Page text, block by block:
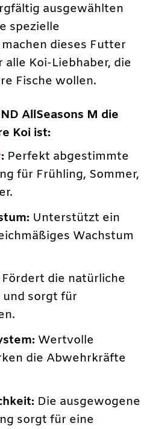
ausgewählten
spezielle
dieses Futter
Koi-Liebhaber, die
Fische wollen.
AllSeasons M die
Koi ist:
: Perfekt abgestimmte
für Frühling, Sommer,
Unterstützt ein
Wachstum
Fördert die natürliche
sorgt für
Wertvolle
die Abwehrkräfte
Die ausgewogene
sorgt für eine